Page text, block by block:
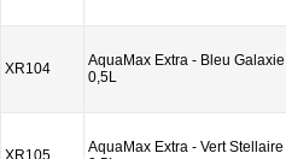
XR104
AquaMax Extra - Bleu Galaxie
0,5L
XR105
AquaMax Extra - Vert Stellaire